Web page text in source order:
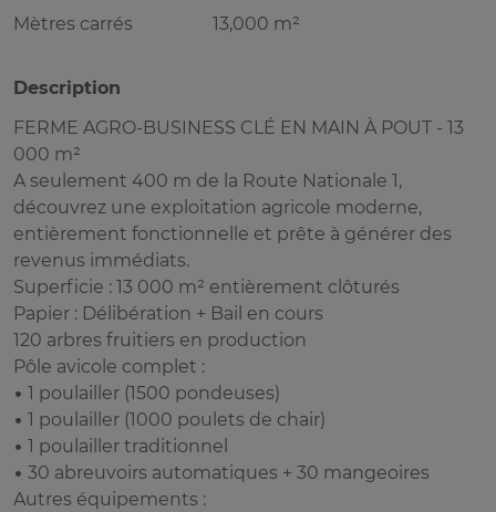
Mètres carrés
13,000 m²
Description
FERME AGRO-BUSINESS CLÉ EN MAIN À POUT - 13
000 m²
A seulement 400 m de la Route Nationale 1,
découvrez une exploitation agricole moderne,
entièrement fonctionnelle et prête à générer des
revenus immédiats.
Superficie : 13 000 m² entièrement clôturés
Papier : Délibération + Bail en cours
120 arbres fruitiers en production
Pôle avicole complet :
• 1 poulailler (1500 pondeuses)
• 1 poulailler (1000 poulets de chair)
• 1 poulailler traditionnel
• 30 abreuvoirs automatiques + 30 mangeoires
Autres équipements :